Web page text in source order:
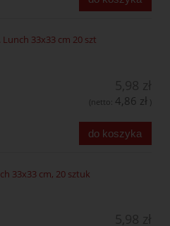
33x33 cm 20 szt
(netto: 4,86 zł )
do koszyka
33x33 cm, 20 sztuk